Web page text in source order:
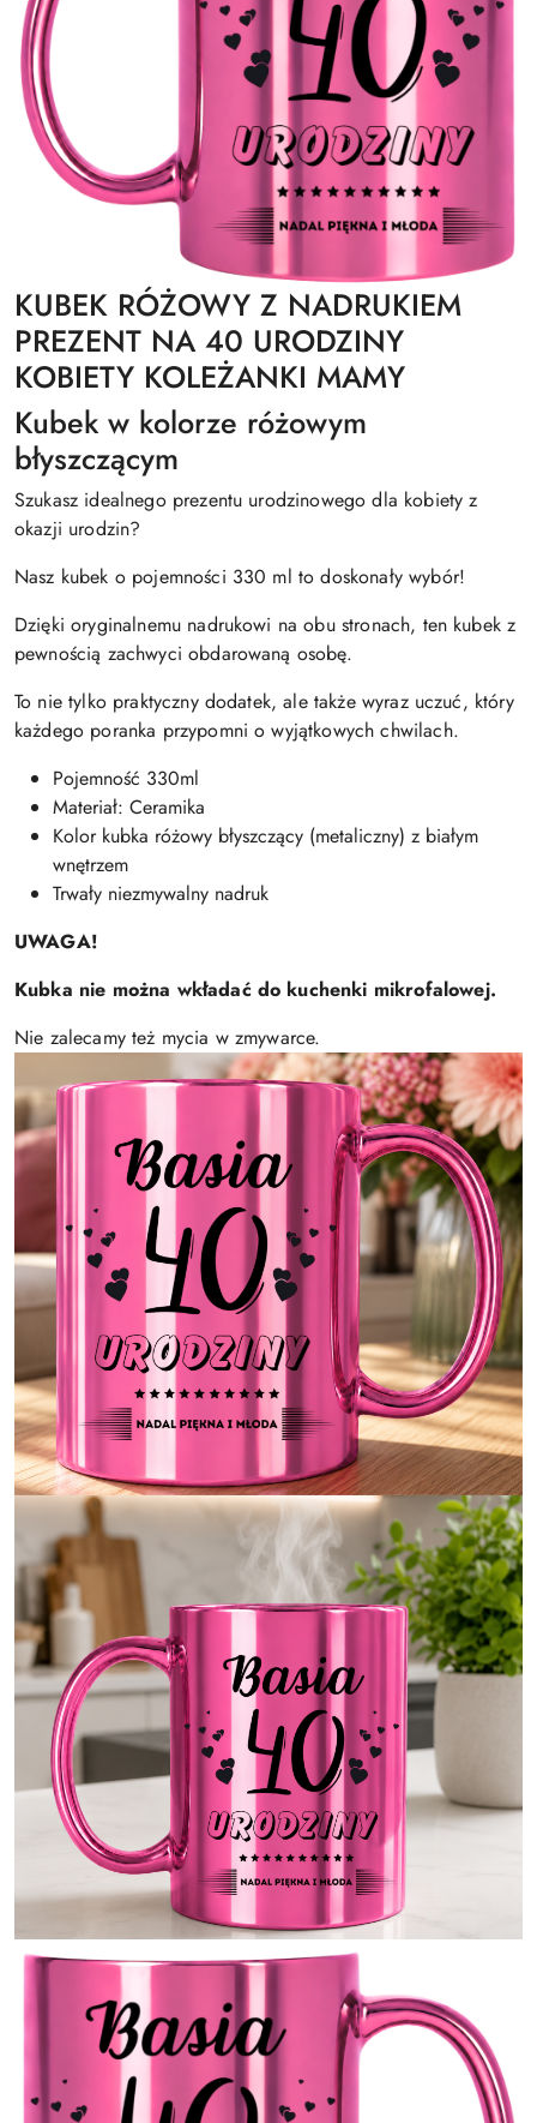
KUBEK RÓŻOWY Z NADRUKIEM
PREZENT NA 40 URODZINY
KOBIETY KOLEŻANKI MAMY
Kubek w kolorze różowym
błyszczącym
Szukasz idealnego prezentu urodzinowego dla kobiety z
okazji urodzin?
Nasz kubek o pojemności 330 ml to doskonały wybór!
Dzięki oryginalnemu nadrukowi na obu stronach, ten kubek z
pewnością zachwyci obdarowaną osobę.
To nie tylko praktyczny dodatek, ale także wyraz uczuć, który
każdego poranka przypomni o wyjątkowych chwilach.
Pojemność 330ml
Materiał: Ceramika
Kolor kubka różowy błyszczący (metaliczny) z białym
wnętrzem
Trwały niezmywalny nadruk
UWAGA!
Kubka nie można wkładać do kuchenki mikrofalowej.
Nie zalecamy też mycia w zmywarce.